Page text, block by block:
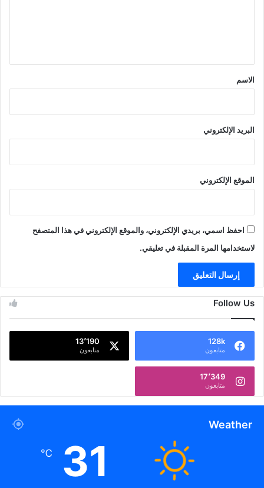
*
الاسم
البريد الإلكتروني
الموقع الإلكتروني
احفظ اسمي، بريدي الإلكتروني، والموقع الإلكتروني في هذا المتصفح
لاستخدامها المرة المقبلة في تعليقي.
Follow Us
128k
متابعون
13٬190
متابعون
17٬349
متابعون
Weather
31
℃